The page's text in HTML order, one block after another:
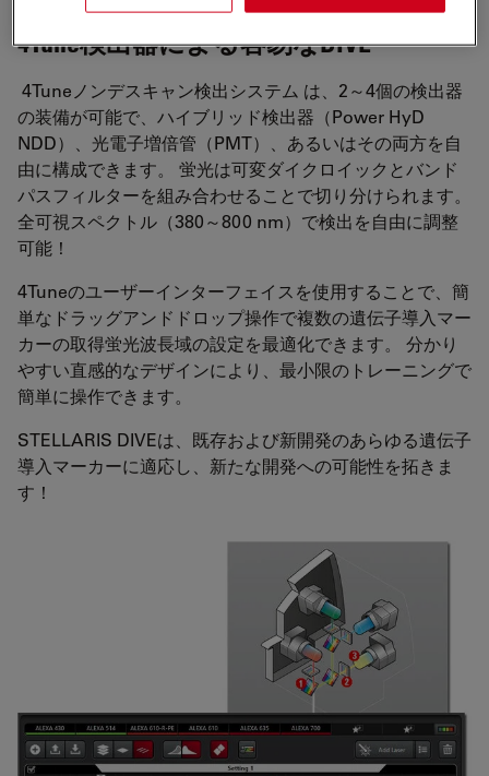
4Tune検出器による容易なDIVE
4Tuneノンデスキャン検出システム は、2～4個の検出器
の装備が可能で、ハイブリッド検出器（Power HyD
NDD）、光電子増倍管（PMT）、あるいはその両方を自
由に構成できます。 蛍光は可変ダイクロイックとバンド
パスフィルターを組み合わせることで切り分けられます。
全可視スペクトル（380～800 nm）で検出を自由に調整
可能！
4Tuneのユーザーインターフェイスを使用することで、簡
単なドラッグアンドドロップ操作で複数の遺伝子導入マー
カーの取得蛍光波長域の設定を最適化できます。 分かり
やすい直感的なデザインにより、最小限のトレーニングで
簡単に操作できます。
STELLARIS DIVEは、既存および新開発のあらゆる遺伝子
導入マーカーに適応し、新たな開発への可能性を拓きま
す！